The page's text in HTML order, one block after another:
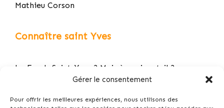
Gérer le consentement
Pour offrir les meilleures expériences, nous utilisons des
Mathieu Corson
Connaître saint Yves
Le Fonds Saint-Yves ? Mais à quoi sert-il ?
le P…